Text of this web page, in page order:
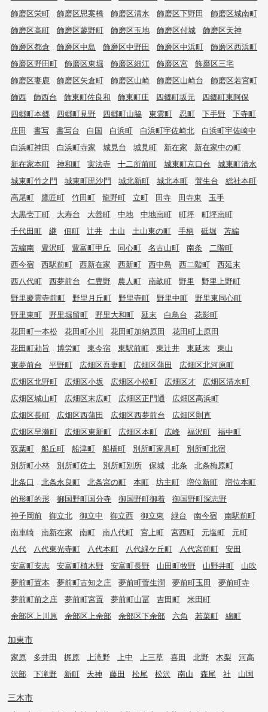
飾磨区栄町
飾磨区思案橋 飾磨区清水 飾磨区下野田
飾磨区城南町
飾磨区高町
飾磨区蓼野町 飾磨区玉地 飾磨区付城
飾磨区天神
飾磨区都倉
飾磨区中島 飾磨区中野田 飾磨区中浜町
飾磨区西浜町
飾磨区野田町
飾磨区東堀 飾磨区細江 飾磨区宮
飾磨区三宅
飾磨区妻鹿
飾磨区矢倉町 飾磨区山崎 飾磨区山崎台
飾磨区若宮町
飾西
飾西台 飾東町佐良和 飾東町庄 四郷町坂元
四郷町東阿保
四郷町本郷
四郷町見野 四郷町山脇 東雲町 忍町 下手野
下寺町
庄田
書写 書写台 白国 白浜町 白浜町宇佐崎北
白浜町宇佐崎中
白浜町神田
白浜町寺家 城見台 城見町 新在家
新在家中の町
新在家本町
神和町 実法寺 十二所前町 城東町京口台
城東町清水
城東町竹之門
城東町毘沙門 城北新町 城北本町 菅生台
総社本町
高尾町
鷹匠町 竹田町 龍野町 立町 田寺 田寺東
玉手
大黒壱丁町
大寿台 大善町 中地 中地南町 町坪
町坪南町
千代田町
継 佃町 辻井 土山 土山東の町 手柄 砥堀
苫編
苫編南
豊沢町 豊富町甲丘 同心町 名古山町 南条
二階町
西今宿
西駅前町 西新在家 西新町 西中島 西二階町
西延末
西八代町
西夢前台 仁豊野 農人町 南畝町 野里
野里上野町
野里慶雲寺前町
野里月丘町 野里寺町 野里中町
野里東同心町
野里東町
野里堀留町 野里大和町 延末 白鳥台
花影町
花田町一本松
花田町小川 花田町加納原田
花田町上原田
花田町勅旨
博労町 東今宿 東駅前町 東辻井 東延末
東山
東夢前台
平野町 広畑区吾妻町 広畑区蒲田
広畑区北河原町
広畑区北野町
広畑区小坂 広畑区小松町 広畑区才
広畑区清水町
広畑区城山町
広畑区末広町 広畑区正門通
広畑区高浜町
広畑区長町
広畑区西蒲田 広畑区西夢前台
広畑区則直
広畑区早瀬町
広畑区東新町 広畑区本町 広峰 福沢町
福中町
双葉町
船丘町 船津町 船橋町 別所町家具町
別所町北宿
別所町小林
別所町佐土 別所町別所 保城 北条
北条梅原町
北条口
北条永良町 北条宮の町 本町 坊主町 増位新町
増位本町
的形町的形
御国野町国分寺 御国野町御着
御国野町深志野
神子岡前
御立北 御立中 御立西 御立東 緑台 南今宿
南駅前町
南車崎
南新在家 南町 南八代町 宮上町 宮西町 元塩町
元町
八代
八代東光寺町 八代本町 八代緑ケ丘町 八代宮前町
安田
安富町安志
安富町植木野 安富町長野 山田町牧野 山野井町
山吹
夢前町置本
夢前町古知之庄 夢前町菅生澗 夢前町玉田
夢前町寺
夢前町前之庄
夢前町宮置 夢前町山冨 吉田町
米田町
余部区上川原
余部区上余部 余部区下余部 六角 若菜町 綿町
加東市
家原 多井田 梶原 上滝野 上中 上三草 喜田 北野 木梨
河高
沢部
下滝野 新町 天神 藤田 松尾 松沢 南山 森尾 社 山国
三木市